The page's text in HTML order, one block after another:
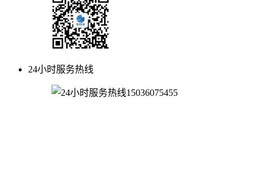
24小时服务热线
15036075455